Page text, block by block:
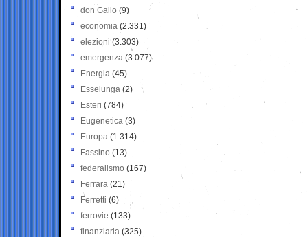
don Gallo (9)
economia (2.331)
elezioni (3.303)
emergenza (3.077)
Energia (45)
Esselunga (2)
Esteri (784)
Eugenetica (3)
Europa (1.314)
Fassino (13)
federalismo (167)
Ferrara (21)
Ferretti (6)
ferrovie (133)
finanziaria (325)